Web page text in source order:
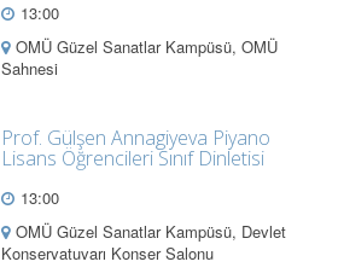
13:00
OMÜ Güzel Sanatlar Kampüsü, OMÜ
Sahnesi
Prof. Gülşen Annagiyeva Piyano
Lisans Öğrencileri Sınıf Dinletisi
13:00
OMÜ Güzel Sanatlar Kampüsü, Devlet
Konservatuvarı Konser Salonu